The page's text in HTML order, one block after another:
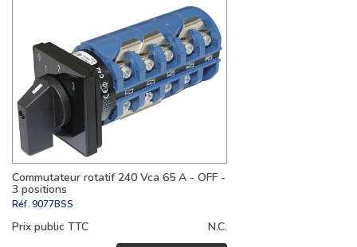
Commutateur rotatif 240 Vca 65 A - OFF -
3 positions
Réf. 9077BSS
Prix public TTC N.C.